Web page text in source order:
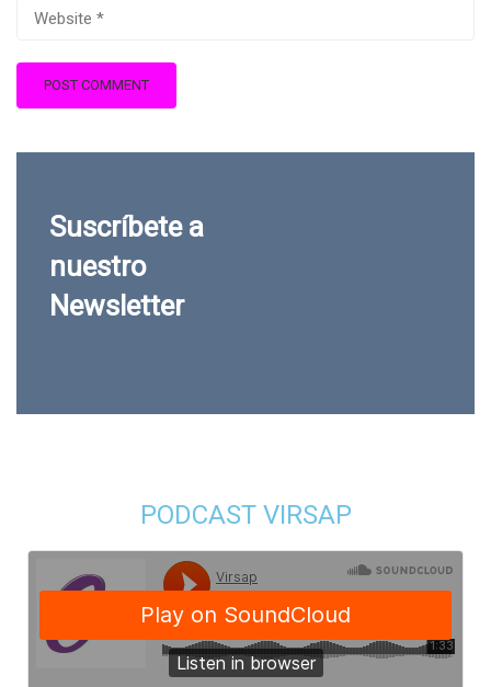
Suscríbete a
nuestro
Newsletter
PODCAST VIRSAP